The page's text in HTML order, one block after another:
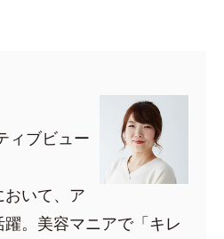
ィブビュー
いて、ア
躍。美容マニアで「キレ